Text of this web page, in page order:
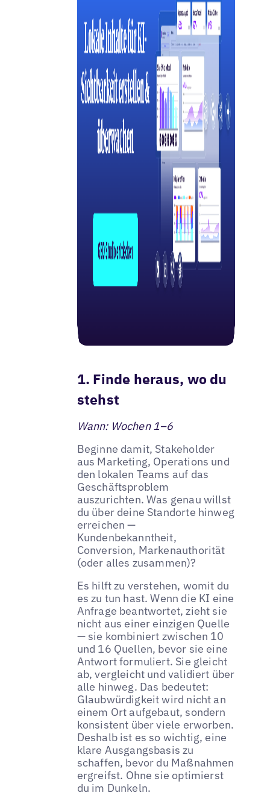
1. Finde heraus, wo du
stehst
Wann: Wochen 1–6
Beginne damit, Stakeholder
aus Marketing, Operations und
den lokalen Teams auf das
Geschäftsproblem
auszurichten. Was genau willst
du über deine Standorte hinweg
erreichen —
Kundenbekanntheit,
Conversion, Markenauthorität
(oder alles zusammen)?
Es hilft zu verstehen, womit du
es zu tun hast. Wenn die KI eine
Anfrage beantwortet, zieht sie
nicht aus einer einzigen Quelle
— sie kombiniert zwischen 10
und 16 Quellen, bevor sie eine
Antwort formuliert. Sie gleicht
ab, vergleicht und validiert über
alle hinweg. Das bedeutet:
Glaubwürdigkeit wird nicht an
einem Ort aufgebaut, sondern
konsistent über viele erworben.
Deshalb ist es so wichtig, eine
klare Ausgangsbasis zu
schaffen, bevor du Maßnahmen
ergreifst. Ohne sie optimierst
du im Dunkeln.